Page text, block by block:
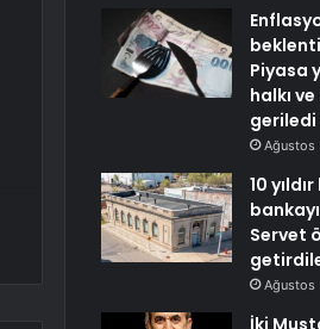
Piyasa
halkı
geriledi
Ağustos
10
Servet
Ağustos
İki